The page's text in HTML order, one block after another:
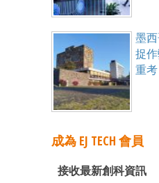
墨
捉
重考
成為 EJ TECH 會員
接收最新創科資訊